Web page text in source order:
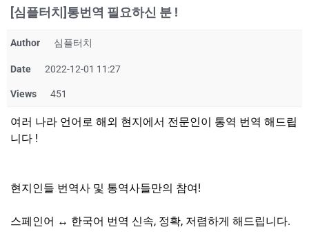
[심플터치]통번역 필요하신 분 !
Author 심플터치
Date 2022-12-01 11:27
Views 451
여러 나라 언어로 해외 현지에서 전문인이 통역 번역 해드립
니다 !
현지인들 번역사 및 통역사들만의 참여!
스페인어 ↔ 한국어 번역 신속, 정확, 저렴하게 해드립니다.